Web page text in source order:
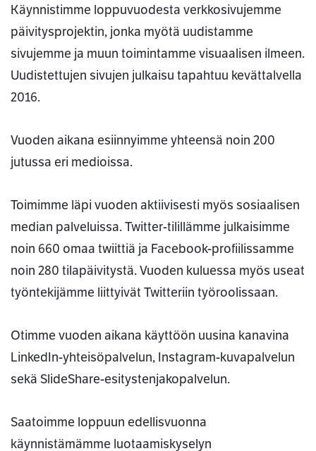
Käynnistimme loppuvuodesta verkkosivujemme
päivitysprojektin, jonka myötä uudistamme
sivujemme ja muun toimintamme visuaalisen ilmeen.
Uudistettujen sivujen julkaisu tapahtuu kevättalvella
2016.
Vuoden aikana esiinnyimme yhteensä noin 200
jutussa eri medioissa.
Toimimme läpi vuoden aktiivisesti myös sosiaalisen
median palveluissa. Twitter-tilillämme julkaisimme
noin 660 omaa twiittiä ja Facebook-profiilissamme
noin 280 tilapäivitystä. Vuoden kuluessa myös useat
työntekijämme liittyivät Twitteriin työroolissaan.
Otimme vuoden aikana käyttöön uusina kanavina
LinkedIn-yhteisöpalvelun, Instagram-kuvapalvelun
sekä SlideShare-esitystenjakopalvelun.
Saatoimme loppuun edellisvuonna
käynnistämämme luotaamiskyselyn